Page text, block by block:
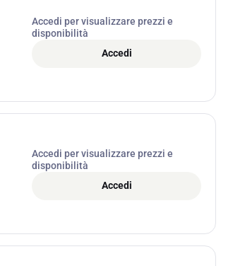
Accedi per visualizzare prezzi e
disponibilità
Accedi
Accedi per visualizzare prezzi e
disponibilità
Accedi